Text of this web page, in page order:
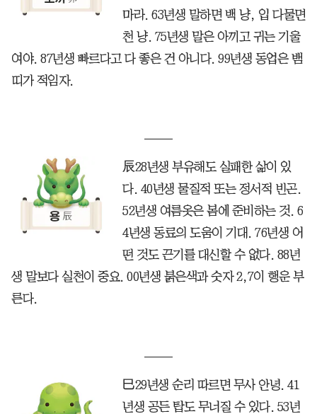
마라. 63년생 말하면 백 냥, 입 다물면
천 냥. 75년생 말은 아끼고 귀는 기울
여야. 87년생 빠르다고 다 좋은 건 아니다. 99년생 동업은 뱀
띠가 적임자.
辰28년생 부유해도 실패한 삶이 있
다. 40년생 물질적 또는 정서적 빈곤.
52년생 여름옷은 봄에 준비하는 것. 6
4년생 동료의 도움이 기대. 76년생 어
떤 것도 끈기를 대신할 수 없다. 88년
생 말보다 실천이 중요. 00년생 붉은색과 숫자 2,7이 행운 부
른다.
巳29년생 순리 따르면 무사 안녕. 41
년생 공든 탑도 무너질 수 있다. 53년